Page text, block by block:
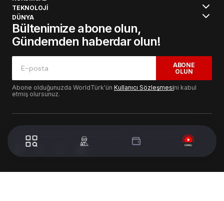
TEKNOLOJİ
DÜNYA
Bültenimize abone olun,
Gündemden haberdar olun!
ABONE
OLUN
Abone olduğunuzda WorldTürk'ün Kullanıcı Sözleşmesini kabul
etmiş olursunuz.
© 2024 WorldTurk. Tüm Hakları Saklıdır. - Tasarım & Geliştirme :
Volion's